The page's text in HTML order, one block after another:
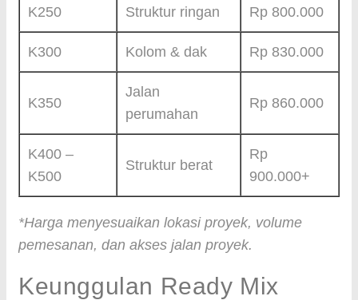
K250 Struktur ringan Rp 800.000
K300 Kolom & dak Rp 830.000
K350
Jalan
perumahan
Rp 860.000
K400 –
K500
Struktur berat
Rp
900.000+
*Harga menyesuaikan lokasi proyek, volume
pemesanan, dan akses jalan proyek.
Keunggulan Ready Mix